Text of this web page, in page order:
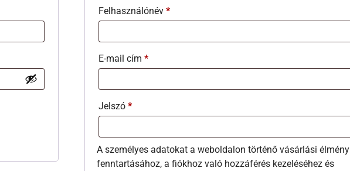
Felhasználónév*
E-mail cím*
Jelszó*
A személyes adatokat a weboldalon történő vásárlási élmény
fenntartásához, a fiókhoz való hozzáférés kezeléséhez és